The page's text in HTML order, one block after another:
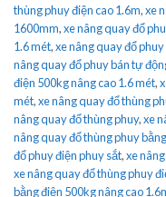
thùng phuy điện cao 1.6m,xe
1600mm,xe nâng quay đổ
1.6 mét,xe nâng quay đổ
nâng quay đổ phuy bán tự
điện 500kg nâng cao 1.6 mét,
mét,xe nâng quay đổ thùng
nâng quay đổ thùng phuy,xe
nâng quay đổ thùng phuy
đổ phuy điện phuy sắt,xe
xe nâng quay đổ thùng phuy
bằng điện 500kg nâng cao